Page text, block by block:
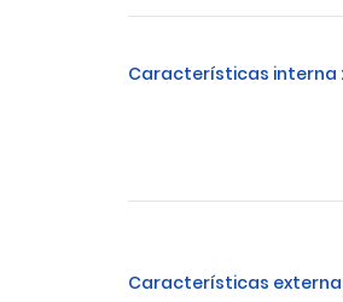
Características interna :
Características